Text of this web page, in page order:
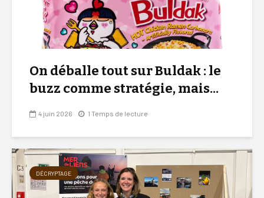
On déballe tout sur Buldak : le
buzz comme stratégie, mais...
4 juin 2026 1 Temps de lecture
DÉCRYPTAGE